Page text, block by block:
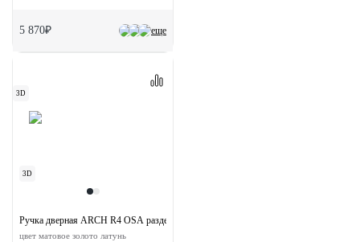
еще
5 870₽
3D
3D
Ручка дверная ARCH R4 OSA раздельная на круглой розетке
цвет матовое золото латунь